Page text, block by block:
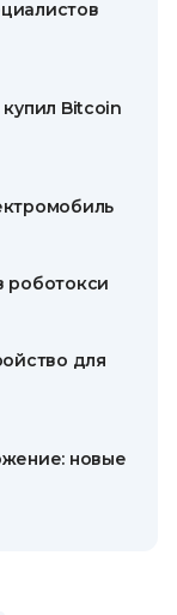
купил Bitcoin
роботокси
для
новые